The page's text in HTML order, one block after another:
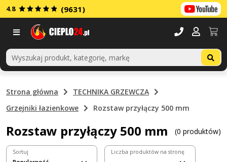
4.8 (9631)
Strona główna
TECHNIKA GRZEWCZA
Grzejniki łazienkowe
Rozstaw przyłączy 500 mm
Rozstaw przyłączy 500 mm (0 produktów)
Sortuj Liczba produktów na stronę